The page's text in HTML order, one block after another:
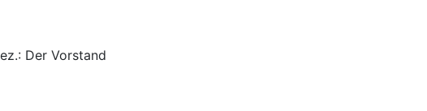
Der Vorstand